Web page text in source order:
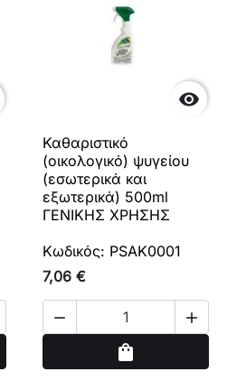

Καθαριστικό
(οικολογικό) ψυγείου
(εσωτερικά και
εξωτερικά) 500ml
ΓΕΝΙΚΗΣ ΧΡΗΣΗΣ
Κωδικός: PSAK0001
7,06 €
 
shopping_bag